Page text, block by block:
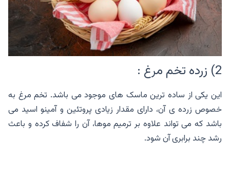
2) زرده تخم مرغ :
این یکی از ساده ترین ماسک های موجود می باشد. تخم مرغ به
خصوص زرده ی آن، دارای مقدار زیادی پروتئین و آمینو اسید می
باشد که می تواند علاوه بر ترمیم موها، آن را شفاف کرده و باعث
رشد چند برابری آن شود.